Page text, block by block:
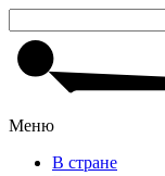
Меню
В стране